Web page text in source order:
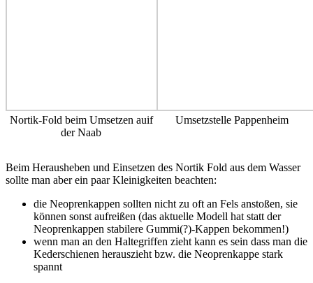
Nortik-Fold beim Umsetzen auif
der Naab
Umsetzstelle Pappenheim
Beim Herausheben und Einsetzen des Nortik Fold aus dem Wasser
sollte man aber ein paar Kleinigkeiten beachten:
die Neoprenkappen sollten nicht zu oft an Fels anstoßen, sie
können sonst aufreißen (das aktuelle Modell hat statt der
Neoprenkappen stabilere Gummi(?)-Kappen bekommen!)
wenn man an den Haltegriffen zieht kann es sein dass man die
Kederschienen herauszieht bzw. die Neoprenkappe stark
spannt